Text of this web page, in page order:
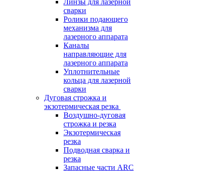
Линзы для лазерной
сварки
Ролики подающего
механизма для
лазерного аппарата
Каналы
направляющие для
лазерного аппарата
Уплотнительные
кольца для лазерной
сварки
Дуговая строжка и
экзотермическая резка
Воздушно-дуговая
строжка и резка
Экзотермическая
резка
Подводная сварка и
резка
Запасные части ARC